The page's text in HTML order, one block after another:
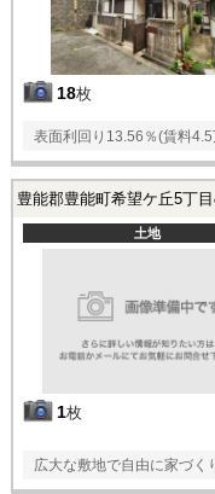
18枚
表面利回り13.56％(賃料4.5
豊能郡豊能町希望ケ丘5丁
土地
1枚
広大な敷地で自由に家づく